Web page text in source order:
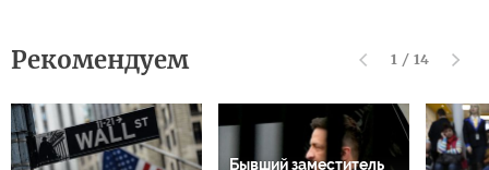
Рекомендуем 1 / 14
Бывший заместитель